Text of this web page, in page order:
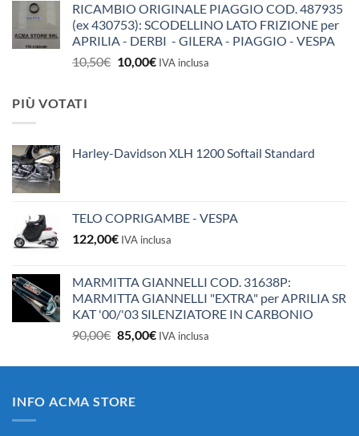
RICAMBIO ORIGINALE PIAGGIO COD. 487935
(ex 430753): SCODELLINO LATO FRIZIONE per
APRILIA - DERBI - GILERA - PIAGGIO - VESPA
10,50€ Il
10,00€IlIVA inclusa
PIÙ VOTATI
Harley-Davidson XLH 1200 Softail Standard
TELO COPRIGAMBE - VESPA
122,00€ IVA inclusa
MARMITTA GIANNELLI COD. 31638P:
MARMITTA GIANNELLI "EXTRA" per APRILIA SR
KAT '00/'03 SILENZIATORE IN CARBONIO
90,00€ Il
originale
90,00€.
85,00€Il
attuale
IVA inclusa
INFO ACMA STORE